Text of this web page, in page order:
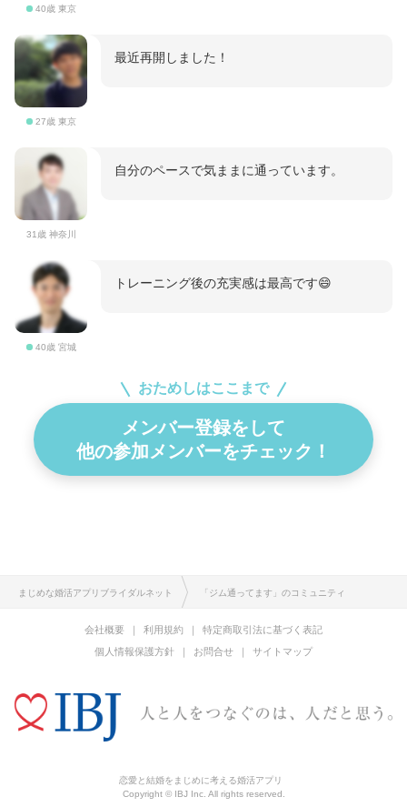
40歳 東京
27歳 東京
最近再開しました！
31歳 神奈川
自分のペースで気ままに通っています。
40歳 宮城
トレーニング後の充実感は最高です😄
おためしはここまで
メンバー登録をして
他の参加メンバーをチェック！
まじめな婚活アプリブライダルネット 「ジム通ってます」のコミュニティ
会社概要 利用規約
特定商取引法に基づく表記
個人情報保護方針
お問合せ サイトマップ
恋愛と結婚をまじめに考える婚活アプリ
Copyright © IBJ Inc. All rights reserved.